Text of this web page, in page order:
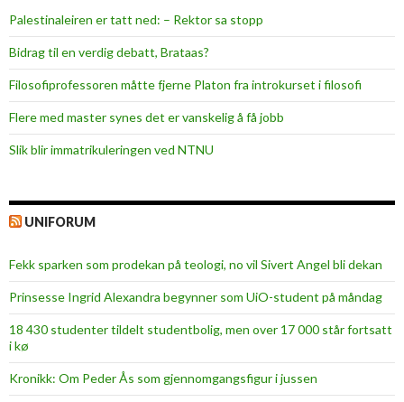
Palestinaleiren er tatt ned: – Rektor sa stopp
Bidrag til en verdig debatt, Brataas?
Filosofiprofessoren måtte fjerne Platon fra introkurset i filosofi
Flere med master synes det er vanskelig å få jobb
Slik blir immatrikuleringen ved NTNU
UNIFORUM
Fekk sparken som prodekan på teologi, no vil Sivert Angel bli dekan
Prinsesse Ingrid Alexandra begynner som UiO-student på måndag
18 430 studenter tildelt studentbolig, men over 17 000 står fortsatt
i kø
Kronikk: Om Peder Ås som gjennomgangsfigur i jussen